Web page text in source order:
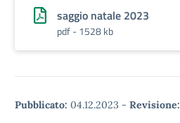
saggio natale 2023
pdf - 1528 kb
Pubblicato: 04.12.2023 - Revisione: